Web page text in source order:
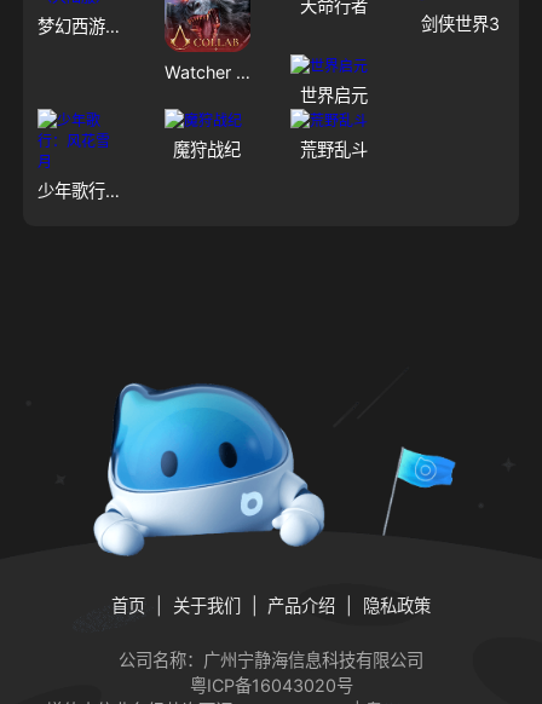
梦幻西游（大陆服）
Watcher of Realms - US
天命行者
剑侠世界3
世界启元
少年歌行：风花雪月
魔狩战纪 荒野乱斗
首页 关于我们 产品介绍 隐私政策
公司名称：广州宁静海信息科技有限公司
粤ICP备16043020号